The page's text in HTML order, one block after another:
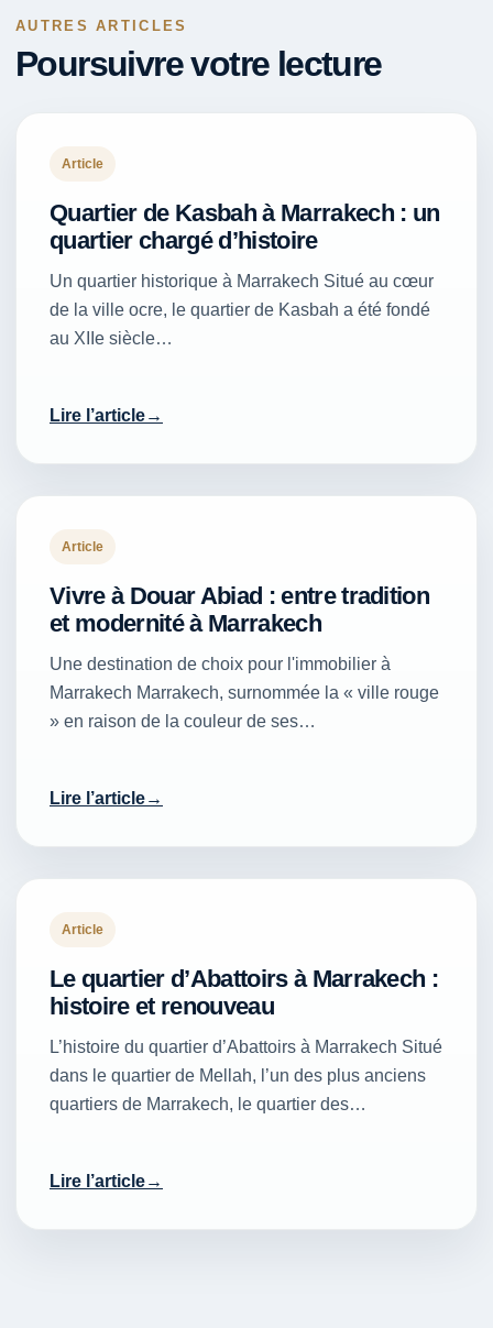
AUTRES ARTICLES
Poursuivre votre lecture
Article
Quartier de Kasbah à Marrakech : un
quartier chargé d’histoire
Un quartier historique à Marrakech Situé au cœur
de la ville ocre, le quartier de Kasbah a été fondé
au XIIe siècle…
Lire l’article
Article
Vivre à Douar Abiad : entre tradition
et modernité à Marrakech
Une destination de choix pour l'immobilier à
Marrakech Marrakech, surnommée la « ville rouge
» en raison de la couleur de ses…
Lire l’article
Article
Le quartier d’Abattoirs à Marrakech :
histoire et renouveau
L’histoire du quartier d’Abattoirs à Marrakech Situé
dans le quartier de Mellah, l’un des plus anciens
quartiers de Marrakech, le quartier des…
Lire l’article